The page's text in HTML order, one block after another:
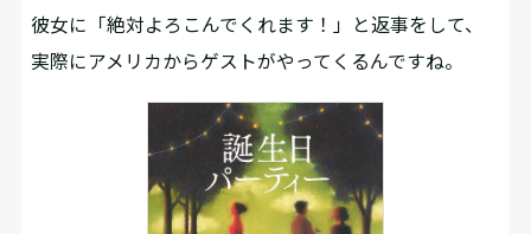
彼女に「絶対よろこんでくれます！」と返事をして、
実際にアメリカからゲストがやってくるんですね。